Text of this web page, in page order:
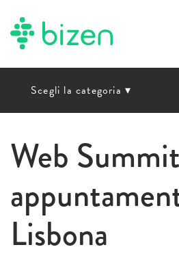
Scegli la categoria ▾
Web
Lisbona